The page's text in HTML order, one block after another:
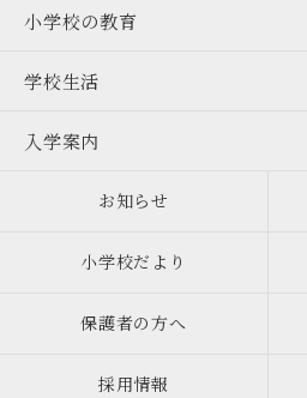
小学校の教育
学校生活
入学案内
お知らせ
小学校だより
保護者の方へ
採用情報